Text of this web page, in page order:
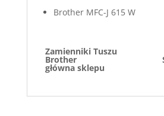
Brother MFC-J 615 W
Zamienniki Tuszu
Brother
główna sklepu